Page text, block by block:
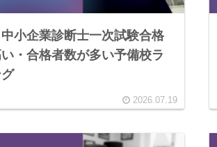
小企業診断士一次試験合格
・合格者数が多い予備校ラ
2026.07.19